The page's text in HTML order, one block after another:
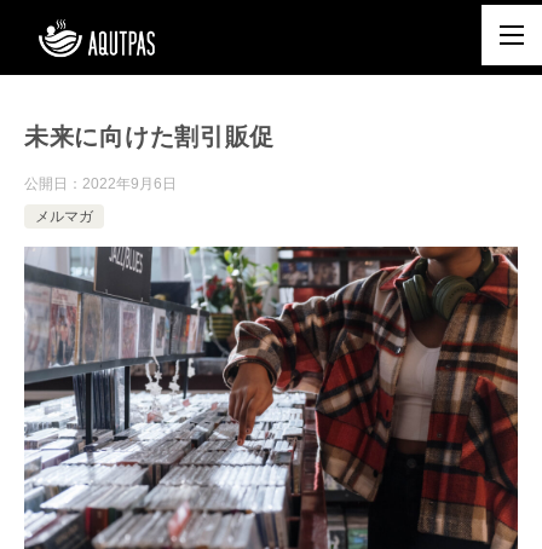
未来に向けた割引販促
公開日： 2022年9月6日
メルマガ